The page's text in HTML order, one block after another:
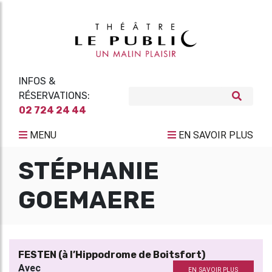
INFOS &
RÉSERVATIONS:
02 724 24 44
MENU EN SAVOIR PLUS
STÉPHANIE
GOEMAERE
FESTEN (à l’Hippodrome de Boitsfort)
Avec EN SAVOIR PLUS